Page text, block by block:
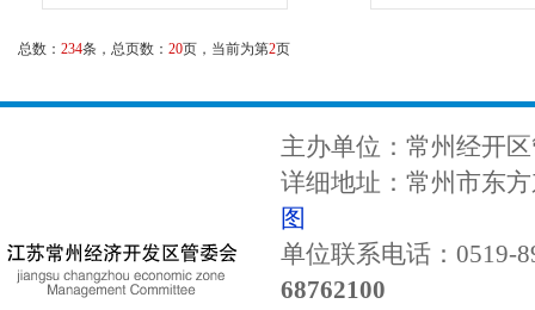
总数： 234条，总页数： 20页，当前为第2页
主办单位：常州经开
详细地址：常州市东
图
单位联系电话：0519-
68762100